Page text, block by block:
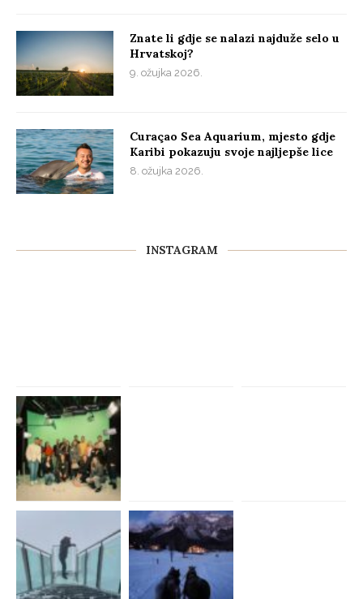
Znate li gdje se nalazi najduže selo u
Hrvatskoj?
9. ožujka 2026.
Curaçao Sea Aquarium, mjesto gdje
Karibi pokazuju svoje najljepše lice
8. ožujka 2026.
INSTAGRAM